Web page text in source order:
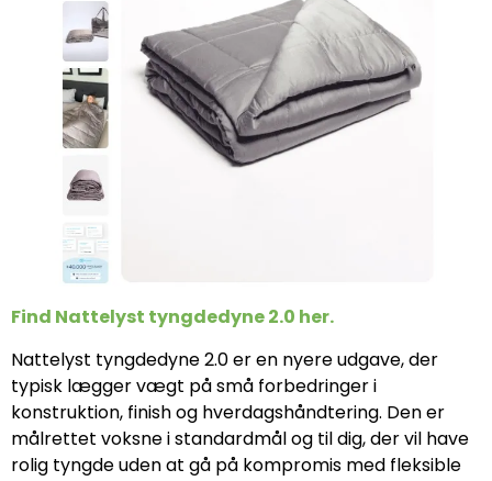
Find Nattelyst tyngdedyne 2.0 her.
Nattelyst tyngdedyne 2.0 er en nyere udgave, der
typisk lægger vægt på små forbedringer i
konstruktion, finish og hverdagshåndtering. Den er
målrettet voksne i standardmål og til dig, der vil have
rolig tyngde uden at gå på kompromis med fleksible